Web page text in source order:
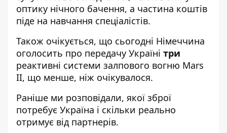
оптику нічного бачення, а частина коштів
піде на навчання спеціалістів.
Також очікується, що сьогодні Німеччина
оголосить про передачу Україні три
реактивні системи залпового вогню Mars
II, що менше, ніж очікувалося.
Раніше ми розповідали, якої зброї
потребує Україна і скільки реально
отримує від партнерів.